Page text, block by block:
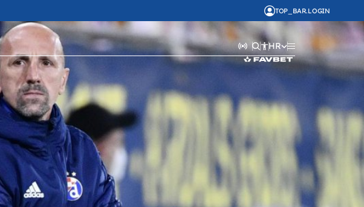
TOP_BAR.LOGIN
HR